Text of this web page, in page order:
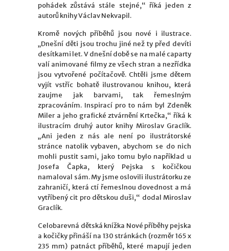
pohádek zůstává stále stejné,“ říká jeden z
autorů knihy Václav Nekvapil.
Kromě nových příběhů jsou nové i ilustrace.
„Dnešní děti jsou trochu jiné než ty před devíti
desítkami let. V dnešní době se na malé caparty
valí animované filmy ze všech stran a nezřídka
jsou vytvořené počítačově. Chtěli jsme dětem
vyjít vstříc bohatě ilustrovanou knihou, která
zaujme jak barvami, tak řemeslným
zpracováním. Inspirací pro to nám byl Zdeněk
Miler a jeho grafické ztvárnění Krtečka,“ říká k
ilustracím druhý autor knihy Miroslav Graclík.
„Ani jeden z nás ale není po ilustrátorské
stránce natolik vybaven, abychom se do nich
mohli pustit sami, jako tomu bylo například u
Josefa Čapka, který Pejska s kočičkou
namaloval sám. My jsme oslovili ilustrátorku ze
zahraničí, která ctí řemeslnou dovednost a má
vytříbený cit pro dětskou duši,“ dodal Miroslav
Graclík.
Celobarevná dětská knížka Nové příběhy pejska
a kočičky přináší na 130 stránkách (rozměr 165 x
235 mm) patnáct příběhů, které mapují jeden